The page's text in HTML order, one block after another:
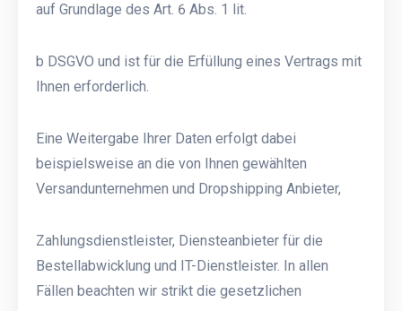
auf Grundlage des Art. 6 Abs. 1 lit.
b DSGVO und ist für die Erfüllung eines Vertrags mit
Ihnen erforderlich.
Eine Weitergabe Ihrer Daten erfolgt dabei
beispielsweise an die von Ihnen gewählten
Versandunternehmen und Dropshipping Anbieter,
Zahlungsdienstleister, Diensteanbieter für die
Bestellabwicklung und IT-Dienstleister. In allen
Fällen beachten wir strikt die gesetzlichen